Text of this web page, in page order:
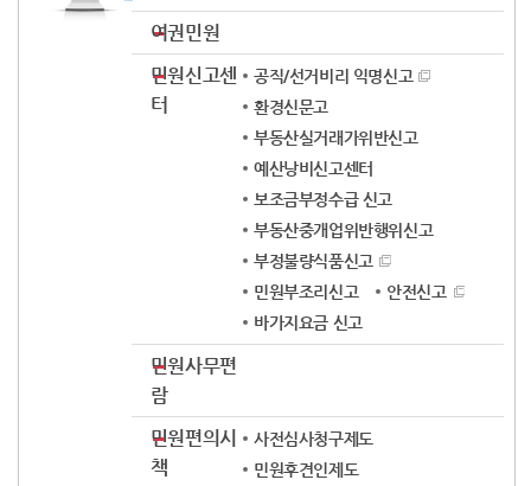
여권민원
민원신고센
터
공직/선거비리 익명신고
환경신문고
부동산실거래가위반신고
예산낭비신고센터
보조금부정수급 신고
부동산중개업위반행위신고
부정불량식품신고
민원부조리신고
안전신고
바가지요금 신고
민원사무편
람
민원편의시
책
사전심사청구제도
민원후견인제도